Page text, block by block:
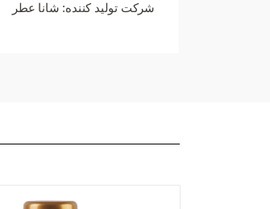
شرکت تولید کننده: شانا عطر